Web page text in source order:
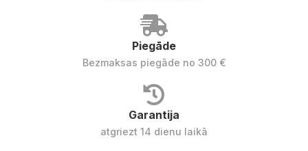
Piegāde
Bezmaksas piegāde no 300 €
Garantija
atgriezt 14 dienu laikā